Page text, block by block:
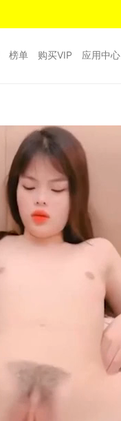
榜单 购买VIP 应用中心